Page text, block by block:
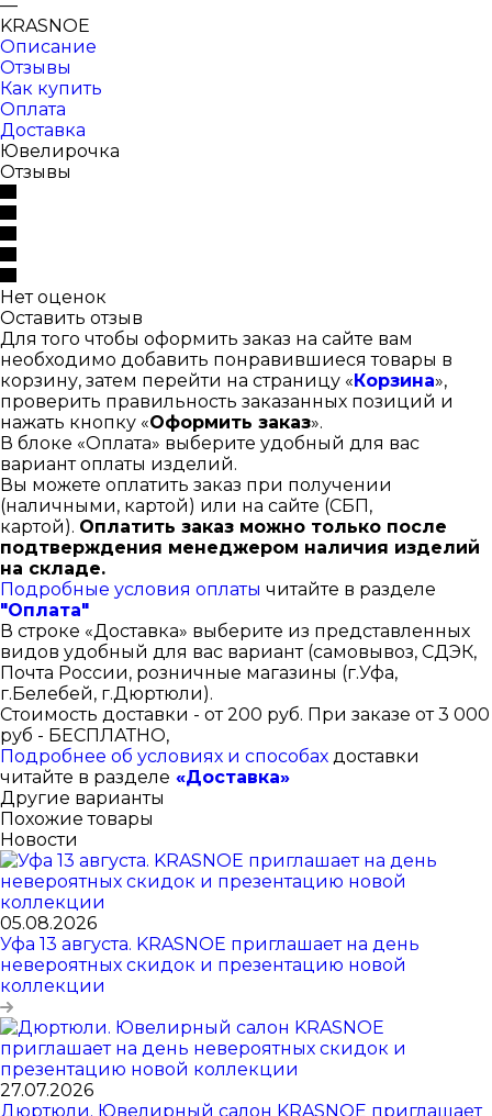
—
KRASNOE
Описание
Отзывы
Как купить
Оплата
Доставка
Ювелирочка
Отзывы
Нет оценок
Оставить отзыв
Для того чтобы оформить заказ на сайте вам
необходимо добавить понравившиеся товары в
корзину, затем перейти на страницу «Корзина»,
проверить правильность заказанных позиций и
нажать кнопку «Оформить заказ».
В блоке «Оплата» выберите удобный для вас
вариант оплаты изделий.
Вы можете оплатить заказ при получении
(наличными, картой) или на сайте (СБП,
картой). Оплатить заказ можно только после
подтверждения менеджером наличия изделий
на складе.
Подробные условия оплаты читайте в разделе
"Оплата"
В строке «Доставка» выберите из представленных
видов удобный для вас вариант (самовывоз, СДЭК,
Почта России, розничные магазины (г.Уфа,
г.Белебей, г.Дюртюли).
Стоимость доставки - от 200 руб. При заказе от 3 000
руб - БЕСПЛАТНО,
Подробнее об условиях и способах доставки
читайте в разделе «Доставка»
Другие варианты
Похожие товары
Новости
05.08.2026
Уфа 13 августа. KRASNOE приглашает на день
невероятных скидок и презентацию новой
коллекции
27.07.2026
Дюртюли. Ювелирный салон KRASNOE приглашает